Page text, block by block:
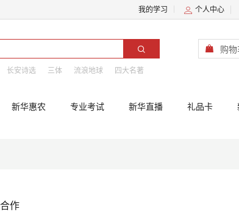
我的学习 个人中心
长安诗选 三体 流浪地球 四大名著
购
新华惠农 专业考试 新华直播 礼品卡
作